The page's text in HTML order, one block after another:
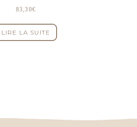
83,30€
LIRE LA SUITE